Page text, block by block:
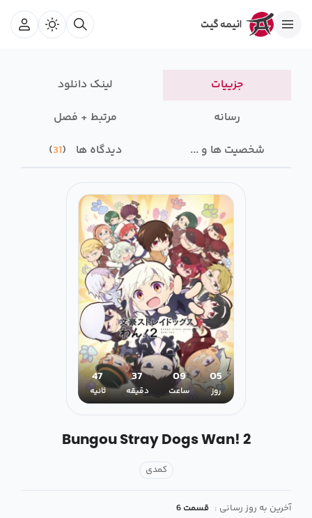
جزییات
لینک دانلود
رسانه‌
مرتبط + فصل
شخصیت ها و ...
دیدگاه ها 31
05
روز
09
ساعت
37
دقیقه
47
ثانیه
Bungou Stray Dogs Wan! 2
کمدی
آخرین به روز رسانی : قسمت 6